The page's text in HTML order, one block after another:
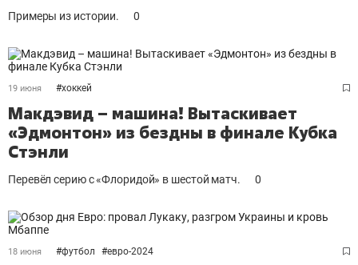
Примеры из истории. 0
19 июня #хоккей
Макдэвид – машина! Вытаскивает
«Эдмонтон» из бездны в финале Кубка
Стэнли
Перевёл серию с «Флоридой» в шестой матч. 0
18 июня #футбол #евро-2024